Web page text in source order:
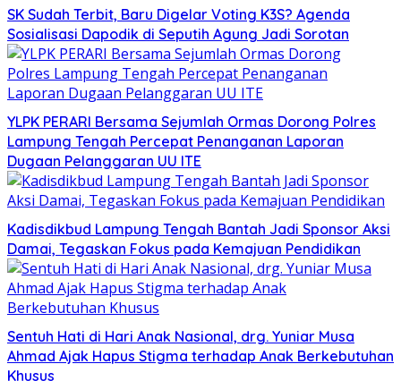
SK Sudah Terbit, Baru Digelar Voting K3S? Agenda
Sosialisasi Dapodik di Seputih Agung Jadi Sorotan
YLPK PERARI Bersama Sejumlah Ormas Dorong Polres
Lampung Tengah Percepat Penanganan Laporan
Dugaan Pelanggaran UU ITE
Kadisdikbud Lampung Tengah Bantah Jadi Sponsor Aksi
Damai, Tegaskan Fokus pada Kemajuan Pendidikan
Sentuh Hati di Hari Anak Nasional, drg. Yuniar Musa
Ahmad Ajak Hapus Stigma terhadap Anak Berkebutuhan
Khusus